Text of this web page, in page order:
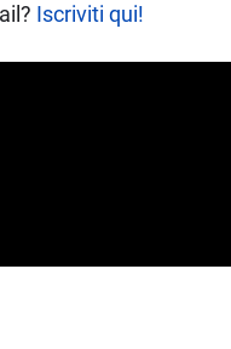
Iscriviti qui!